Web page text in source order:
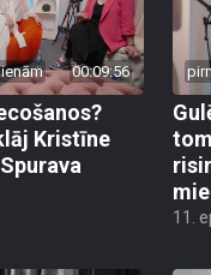
00:09:56
Kristīne
11.